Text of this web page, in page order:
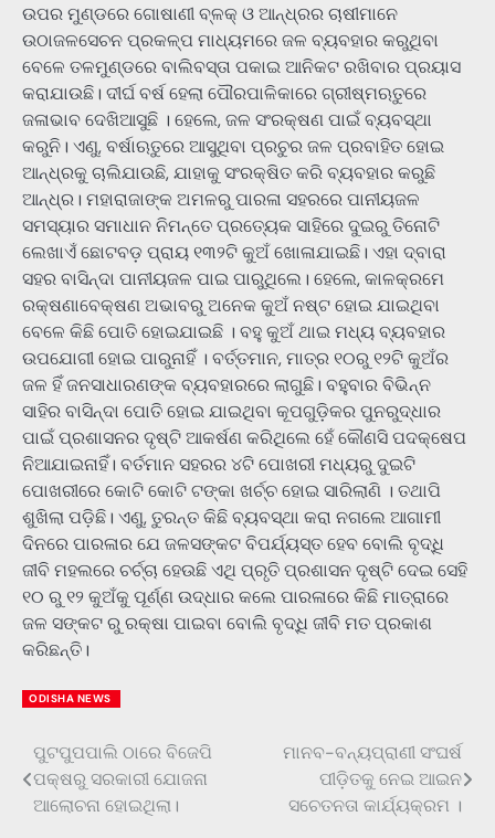
ଉପର ମୁଣ୍ଡରେ ଗୋଷାଣୀ ବ୍ଳକ୍ ଓ ଆନ୍ଧ୍ରର ଚାଷୀମାନେ
ଉଠାଜଳସେଚନ ପ୍ରକଳ୍ପ ମାଧ୍ୟମରେ ଜଳ ବ୍ୟବହାର କରୁଥିବା
ବେଳେ ତଳମୁଣ୍ଡରେ ବାଲିବସ୍ତା ପକାଇ ଆନିକଟ ରଖିବାର ପ୍ରୟାସ
କରାଯାଉଛି। ଦୀର୍ଘ ବର୍ଷ ହେଲା ପୌରପାଳିକାରେ ଗ୍ରୀଷ୍ମଋତୁରେ
ଜଳାଭାବ ଦେଖିଆସୁଛି । ହେଲେ, ଜଳ ସଂରକ୍ଷଣ ପାଇଁ ବ୍ୟବସ୍ଥା
କରୁନି। ଏଣୁ, ବର୍ଷାଋତୁରେ ଆସୁଥିବା ପ୍ରଚୁର ଜଳ ପ୍ରବାହିତ ହୋଇ
ଆନ୍ଧ୍ରକୁ ଚାଲିଯାଉଛି, ଯାହାକୁ ସଂରକ୍ଷିତ କରି ବ୍ୟବହାର କରୁଛି
ଆନ୍ଧ୍ର। ମହାରାଜାଙ୍କ ଅମଳରୁ ପାରଳା ସହରରେ ପାନୀୟଜଳ
ସମସ୍ୟାର ସମାଧାନ ନିମନ୍ତେ ପ୍ରତ୍ୟେକ ସାହିରେ ଦୁଇରୁ ତିନୋଟି
ଲେଖାଏଁ ଛୋଟବଡ଼ ପ୍ରାୟ ୧୩୨ଟି କୁଅଁ ଖୋଳାଯାଇଛି। ଏହା ଦ୍ବାରା
ସହର ବାସିନ୍ଦା ପାନୀୟଜଳ ପାଇ ପାରୁଥିଲେ। ହେଲେ, କାଳକ୍ରମେ
ରକ୍ଷଣାବେକ୍ଷଣ ଅଭାବରୁ ଅନେକ କୁଅଁ ନଷ୍ଟ ହୋଇ ଯାଇଥିବା
ବେଳେ କିଛି ପୋତି ହୋଇଯାଇଛି । ବହୁ କୁଅଁ ଥାଇ ମଧ୍ୟ ବ୍ୟବହାର
ଉପଯୋଗୀ ହୋଇ ପାରୁନାହିଁ । ବର୍ତ୍ତମାନ, ମାତ୍ର ୧୦ରୁ ୧୨ଟି କୁଅଁର
ଜଳ ହିଁ ଜନସାଧାରଣଙ୍କ ବ୍ୟବହାରରେ ଲାଗୁଛି। ବହୁବାର ବିଭିନ୍ନ
ସାହିର ବାସିନ୍ଦା ପୋତି ହୋଇ ଯାଇଥିବା କୂପଗୁଡ଼ିକର ପୁନରୁଦ୍ଧାର
ପାଇଁ ପ୍ରଶାସନର ଦୃଷ୍ଟି ଆକର୍ଷଣ କରିଥିଲେ ହେଁ କୌଣସି ପଦକ୍ଷେପ
ନିଆଯାଇନାହିଁ। ବର୍ତମାନ ସହରର ୪ଟି ପୋଖରୀ ମଧ୍ୟରୁ ଦୁଇଟି
ପୋଖରୀରେ କୋଟି କୋଟି ଟଙ୍କା ଖର୍ଚ୍ଚ ହୋଇ ସାରିଲାଣି । ତଥାପି
ଶୁଖିଲା ପଡ଼ିଛି। ଏଣୁ, ତୁରନ୍ତ କିଛି ବ୍ୟବସ୍ଥା କରା ନଗଲେ ଆଗାମୀ
ଦିନରେ ପାରଳାର ଯେ ଜଳସଙ୍କଟ ବିପର୍ଯ୍ୟସ୍ତ ହେବ ବୋଲି ବୃଦ୍ଧି
ଜୀବି ମହଲରେ ଚର୍ଚ୍ଚା ହେଉଛି ଏଥି ପ୍ରୃତି ପ୍ରଶାସନ ଦୃଷ୍ଟି ଦେଇ ସେହି
୧୦ ରୁ ୧୨ କୁଅଁକୁ ପୂର୍ଣ୍ଣ ଉଦ୍ଧାର କଲେ ପାରଳାରେ କିଛି ମାତ୍ରାରେ
ଜଳ ସଙ୍କଟ ରୁ ରକ୍ଷା ପାଇବା ବୋଲି ବୃଦ୍ଧି ଜୀବି ମତ ପ୍ରକାଶ
କରିଛନ୍ତି।
ODISHA NEWS
Post
navigation
ପୁଟପୁପପାଲି ଠାରେ ବିଜେପି
ପକ୍ଷରୁ ସରକାରୀ ଯୋଜନା
ଆଲୋଚନା ହୋଇଥିଲା।
ମାନବ-ବନ୍ୟପ୍ରାଣୀ ସଂଘର୍ଷ
ପୀଡ଼ିତକୁ ନେଇ ଆଇନ
ସଚେତନତା କାର୍ଯ୍ୟକ୍ରମ ।